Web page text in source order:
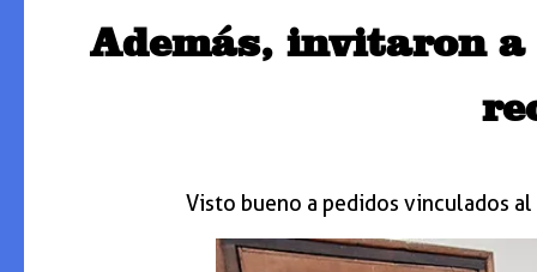
Además, invitaron
Visto bueno a pedidos vinculados